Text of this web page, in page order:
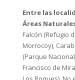
Entre las
Áreas
Falcón (Refugio
Morrocoy),
(Parque
Francisco de